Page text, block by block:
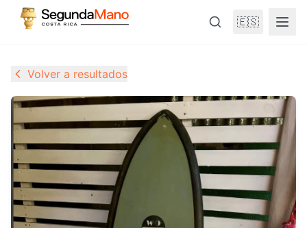
🇪🇸
Volver a resultados